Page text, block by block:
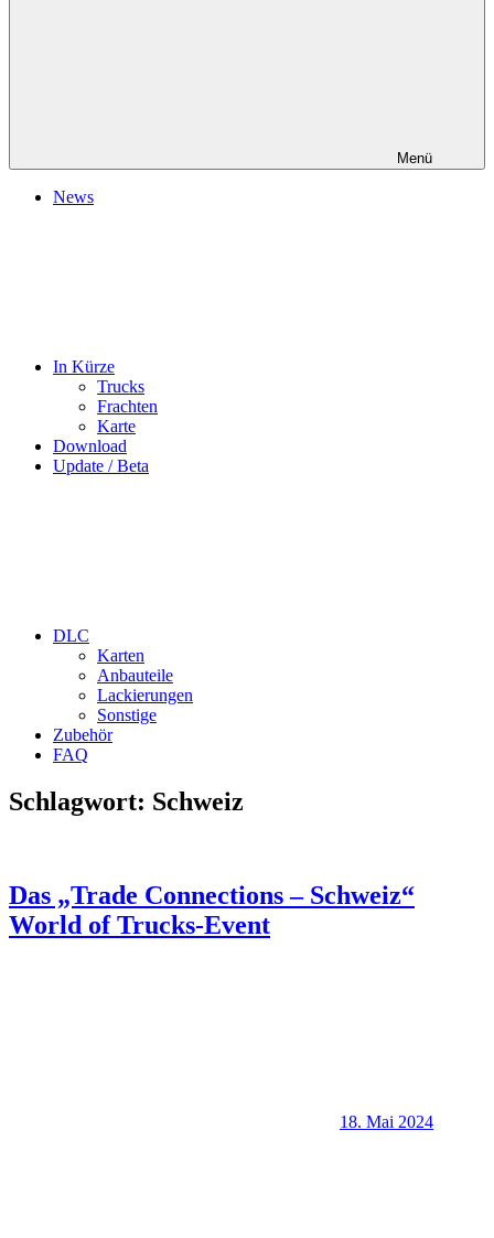
Menü
News
In Kürze
Trucks
Frachten
Karte
Download
Update / Beta
DLC
Karten
Anbauteile
Lackierungen
Sonstige
Zubehör
FAQ
Schlagwort: Schweiz
Das „Trade Connections – Schweiz“
World of Trucks-Event
18. Mai 2024